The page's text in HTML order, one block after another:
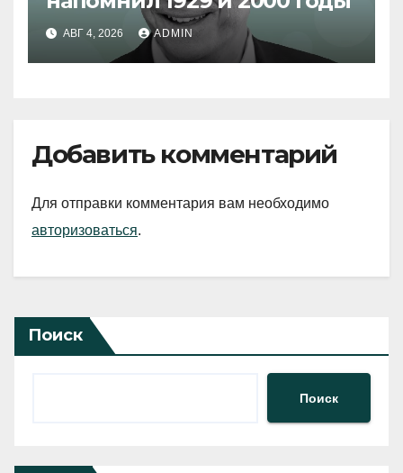
АВГ 4, 2026 ADMIN
Добавить комментарий
Для отправки комментария вам необходимо
авторизоваться.
Поиск
Поиск